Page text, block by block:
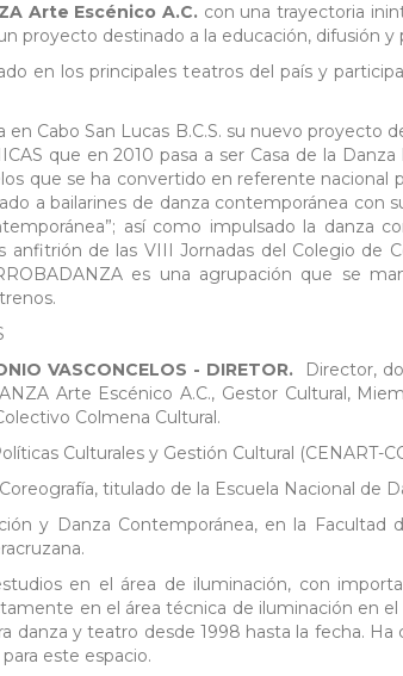
Arte Escénico A.C. con una trayectoria
proyecto destinado a la educación, difusión
en los principales teatros del país y
en Cabo San Lucas B.C.S. su nuevo proyecto
que en 2010 pasa a ser Casa de la
que se ha convertido en referente nacional
a bailarines de danza contemporánea con
así como impulsado la danza
anfitrión de las VIII Jornadas del Colegio de
es una agrupación que se
VASCONCELOS - DIRETOR.
Director,
Arte Escénico A.C., Gestor Cultural,
Colmena Cultural.
Culturales y Gestión Cultural (CENART-
titulado de la Escuela Nacional de
y Danza Contemporánea, en la
en el área de iluminación, con
en el área técnica de iluminación en
danza y teatro desde 1998 hasta la fecha.
este espacio.